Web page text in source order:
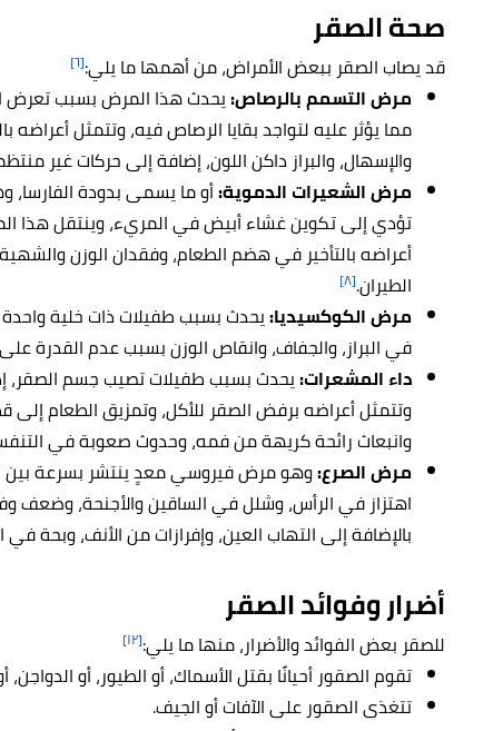
صحة الصقر
قد يصاب الصقر ببعض الأمراض، من أهمها ما يلي:[٦]
مرض التسمم بالرصاص:يحدث هذا المرض بسبب تعرض
مما يؤثر عليه لتواجد بقايا الرصاص فيه، وتتمثل
والإسهال، والبراز داكن اللون، إضافة إلى حركات غير
مرض الشعيرات الدموية:
تؤدي إلى تكوين غشاء أبيض في المريء، وينتقل هذا
أعراضه بالتأخير في هضم الطعام، وفقدان الوزن
الطيران.[٨]
مرض الكوكسيديا:يحدث بسبب طفيلات ذات خلية
في البراز، والجفاف، وانقاص الوزن بسبب عدم القدرة
داء المشعرات:يحدث بسبب طفيلات تصيب جسم الصقر، إذ
وتتمثل أعراضه برفض الصقر للأكل، وتمزيق الطعام إلى
وانبعاث رائحة كريهة من فمه، وحدوث صعوبة في
مرض الصرع:وهو مرض فيروسي معدٍ ينتشر بسرعة بين
اهتزاز في الرأس، وشلل في الساقين والأجنحة،
بالإضافة إلى التهاب العين، وإفرازات من الأنف،
أضرار وفوائد الصقر
للصقر بعض الفوائد والأضرار، منها ما يلي:[١٢]
تقوم الصقور أحيانًا بقتل الأسماك، أو الطيور، أو
تتغذى الصقور على الآفات أو الجيف.